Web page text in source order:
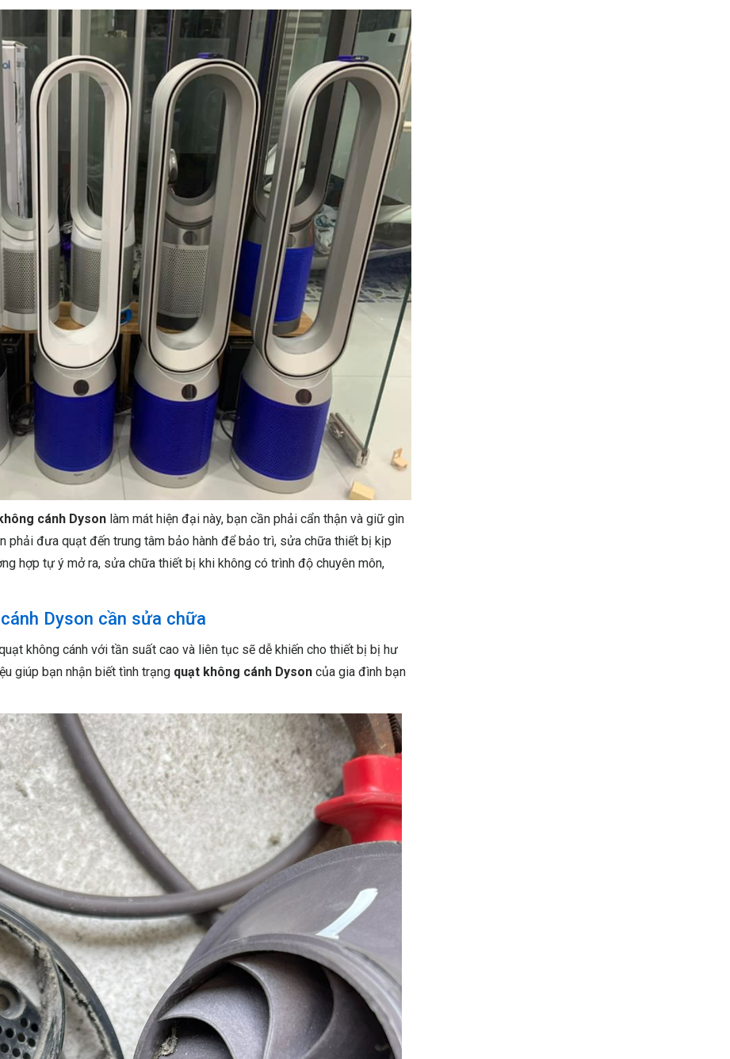
site is protected by reCAPTCHA and the Google Privacy Policyand Terms of Service apply.
GỬI
Chúc quý khách 1 ngày tốt lành!
cánh Dyson làm mát hiện đại này, bạn cần phải cẩn thận và giữ gìn
phải đưa quạt đến trung tâm bảo hành để bảo trì, sửa chữa thiết bị kịp
hợp tự ý mở ra, sửa chữa thiết bị khi không có trình độ chuyên môn,
Dyson cần sửa chữa
không cánh với tần suất cao và liên tục sẽ dễ khiến cho thiết bị bị hư
giúp bạn nhận biết tình trạng quạt không cánh Dyson của gia đình bạn